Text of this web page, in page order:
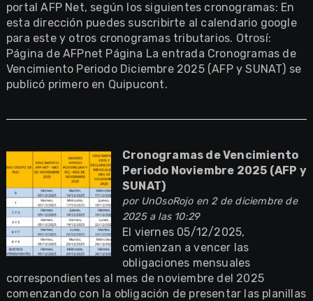
portal AFP Net, según los siguientes cronogramas: En
esta dirección puedes suscribirte al calendario google
para este y otros cronogramas tributarios. Otrosí:
Página de AFPnet Página La entrada Cronogramas de
Vencimiento Periodo Diciembre 2025 (AFP y SUNAT) se
publicó primero en Quipucont.
Cronogramas de Vencimiento
Periodo Noviembre 2025 (AFP y
SUNAT)
por UnOsoRojoen 2 de diciembre de
2025 a las 10:29
El viernes 05/12/2025,
comienzan a vencer las
obligaciones mensuales
correspondientes al mes de noviembre del 2025
comenzando con la obligación de presentar las planillas